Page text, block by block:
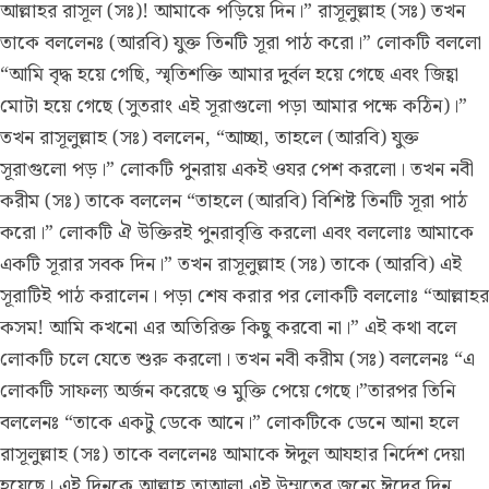
আল্লাহর রাসূল (সঃ)! আমাকে পড়িয়ে দিন।” রাসূলুল্লাহ (সঃ) তখন
তাকে বললেনঃ (আরবি) যুক্ত তিনটি সূরা পাঠ করো।” লোকটি বললো
“আমি বৃদ্ধ হয়ে গেছি, স্মৃতিশক্তি আমার দুর্বল হয়ে গেছে এবং জিহ্বা
মোটা হয়ে গেছে (সুতরাং এই সূরাগুলো পড়া আমার পক্ষে কঠিন)।”
তখন রাসূলুল্লাহ (সঃ) বললেন, “আচ্ছা, তাহলে (আরবি) যুক্ত
সূরাগুলো পড়।” লোকটি পুনরায় একই ওযর পেশ করলো। তখন নবী
করীম (সঃ) তাকে বললেন “তাহলে (আরবি) বিশিষ্ট তিনটি সূরা পাঠ
করো।” লোকটি ঐ উক্তিরই পুনরাবৃত্তি করলো এবং বললোঃ আমাকে
একটি সূরার সবক দিন।” তখন রাসূলুল্লাহ (সঃ) তাকে (আরবি) এই
সূরাটিই পাঠ করালেন। পড়া শেষ করার পর লোকটি বললোঃ “আল্লাহর
কসম! আমি কখনো এর অতিরিক্ত কিছু করবো না।” এই কথা বলে
লোকটি চলে যেতে শুরু করলো। তখন নবী করীম (সঃ) বললেনঃ “এ
লোকটি সাফল্য অর্জন করেছে ও মুক্তি পেয়ে গেছে।”তারপর তিনি
বললেনঃ “তাকে একটু ডেকে আনে।” লোকটিকে ডেনে আনা হলে
রাসূলুল্লাহ (সঃ) তাকে বললেনঃ আমাকে ঈদুল আযহার নির্দেশ দেয়া